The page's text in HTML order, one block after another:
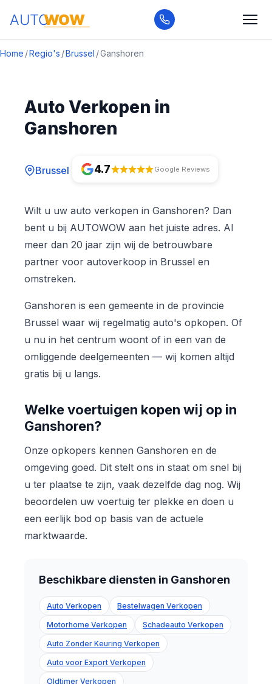
Home /Regio's /Brussel /Ganshoren
Auto Verkopen in
Ganshoren
Brussel 4.7 Google Reviews
Wilt u uw auto verkopen in Ganshoren? Dan
bent u bij AUTOWOW aan het juiste adres. Al
meer dan 20 jaar zijn wij de betrouwbare
partner voor autoverkoop in Brussel en
omstreken.
Ganshoren is een gemeente in de provincie
Brussel waar wij regelmatig auto's opkopen. Of
u nu in het centrum woont of in een van de
omliggende deelgemeenten — wij komen altijd
gratis bij u langs.
Welke voertuigen kopen wij op in
Ganshoren?
Onze opkopers kennen Ganshoren en de
omgeving goed. Dit stelt ons in staat om snel bij
u ter plaatse te zijn, vaak dezelfde dag nog. Wij
beoordelen uw voertuig ter plekke en doen u
een eerlijk bod op basis van de actuele
marktwaarde.
Beschikbare diensten in Ganshoren
Auto Verkopen Bestelwagen Verkopen
Motorhome Verkopen Schadeauto Verkopen
Auto Zonder Keuring Verkopen
Auto voor Export Verkopen
Oldtimer Verkopen